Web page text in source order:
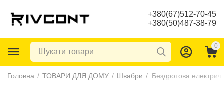
+380(67)512-70-45
+380(50)487-38-79
0
Головна / ТОВАРИ ДЛЯ ДОМУ / Швабри / Бездротова